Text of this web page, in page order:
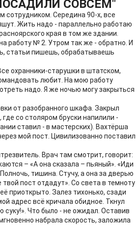
ПОСАДИЛИ СОВСЕМ"
Середина 90-х, все
Жить надо - параллельно работаю
края в том же здании.
работу № 2. Утром так же - обратно. И
статьи пишешь, обрабатываешь
охранники-старушки в штатском,
любит. На мою работу
надо. Я же ночью могу закрыться
от разобранного шкафа. Закрыл
со столяром бруски напилили -
ставил - в мастерских). Вахтёрша
мой пост. Цивилизованно поставил
Врач там смотрит, говорит:
– «А она сказала – пьяный». «Иди
тишина. Стучу, а она за дверью
пост отдадут». Со света в темноту
приоткрыто. Залез тихонько, сзади
адрес всё кричала обидное. Ткнул
суку!». Что было - не ожидал. Оставив
набрала скорость, заложила